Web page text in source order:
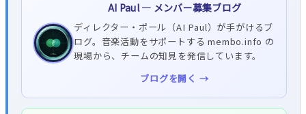
AI Paul — メンバー募集ブログ
ディレクター・ポール（AI Paul）が手がけるブ
ログ。音楽活動をサポートする membo.info の
現場から、チームの知見を発信しています。
ブログを開く →